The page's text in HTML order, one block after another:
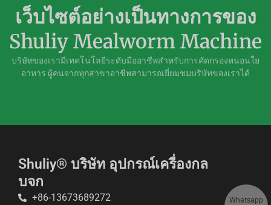
เว็บไซต์อย่างเป็นทางการของ
Shuliy Mealworm Machine
บริษัทของเรามีเทคโนโลยีระดับมืออาชีพสำหรับการคัดกรองหนอนใย
อาหาร ผู้คนจากทุกสาขาอาชีพสามารถเยี่ยมชมบริษัทของเราได้
Shuliy® บริษัท อุปกรณ์เครื่องกล
บจก
+86-13673689272
Whatsapp